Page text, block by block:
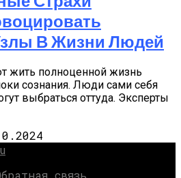
В Жизни Людей
полноценной жизнь
сознания. Люди сами себя
выбраться оттуда. Эксперты